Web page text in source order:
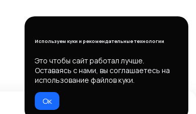
Используем куки и рекомендательные технологии
Это чтобы сайт работал лучше.
Оставаясь с нами, вы соглашаетесь на
использование файлов куки.
Ок